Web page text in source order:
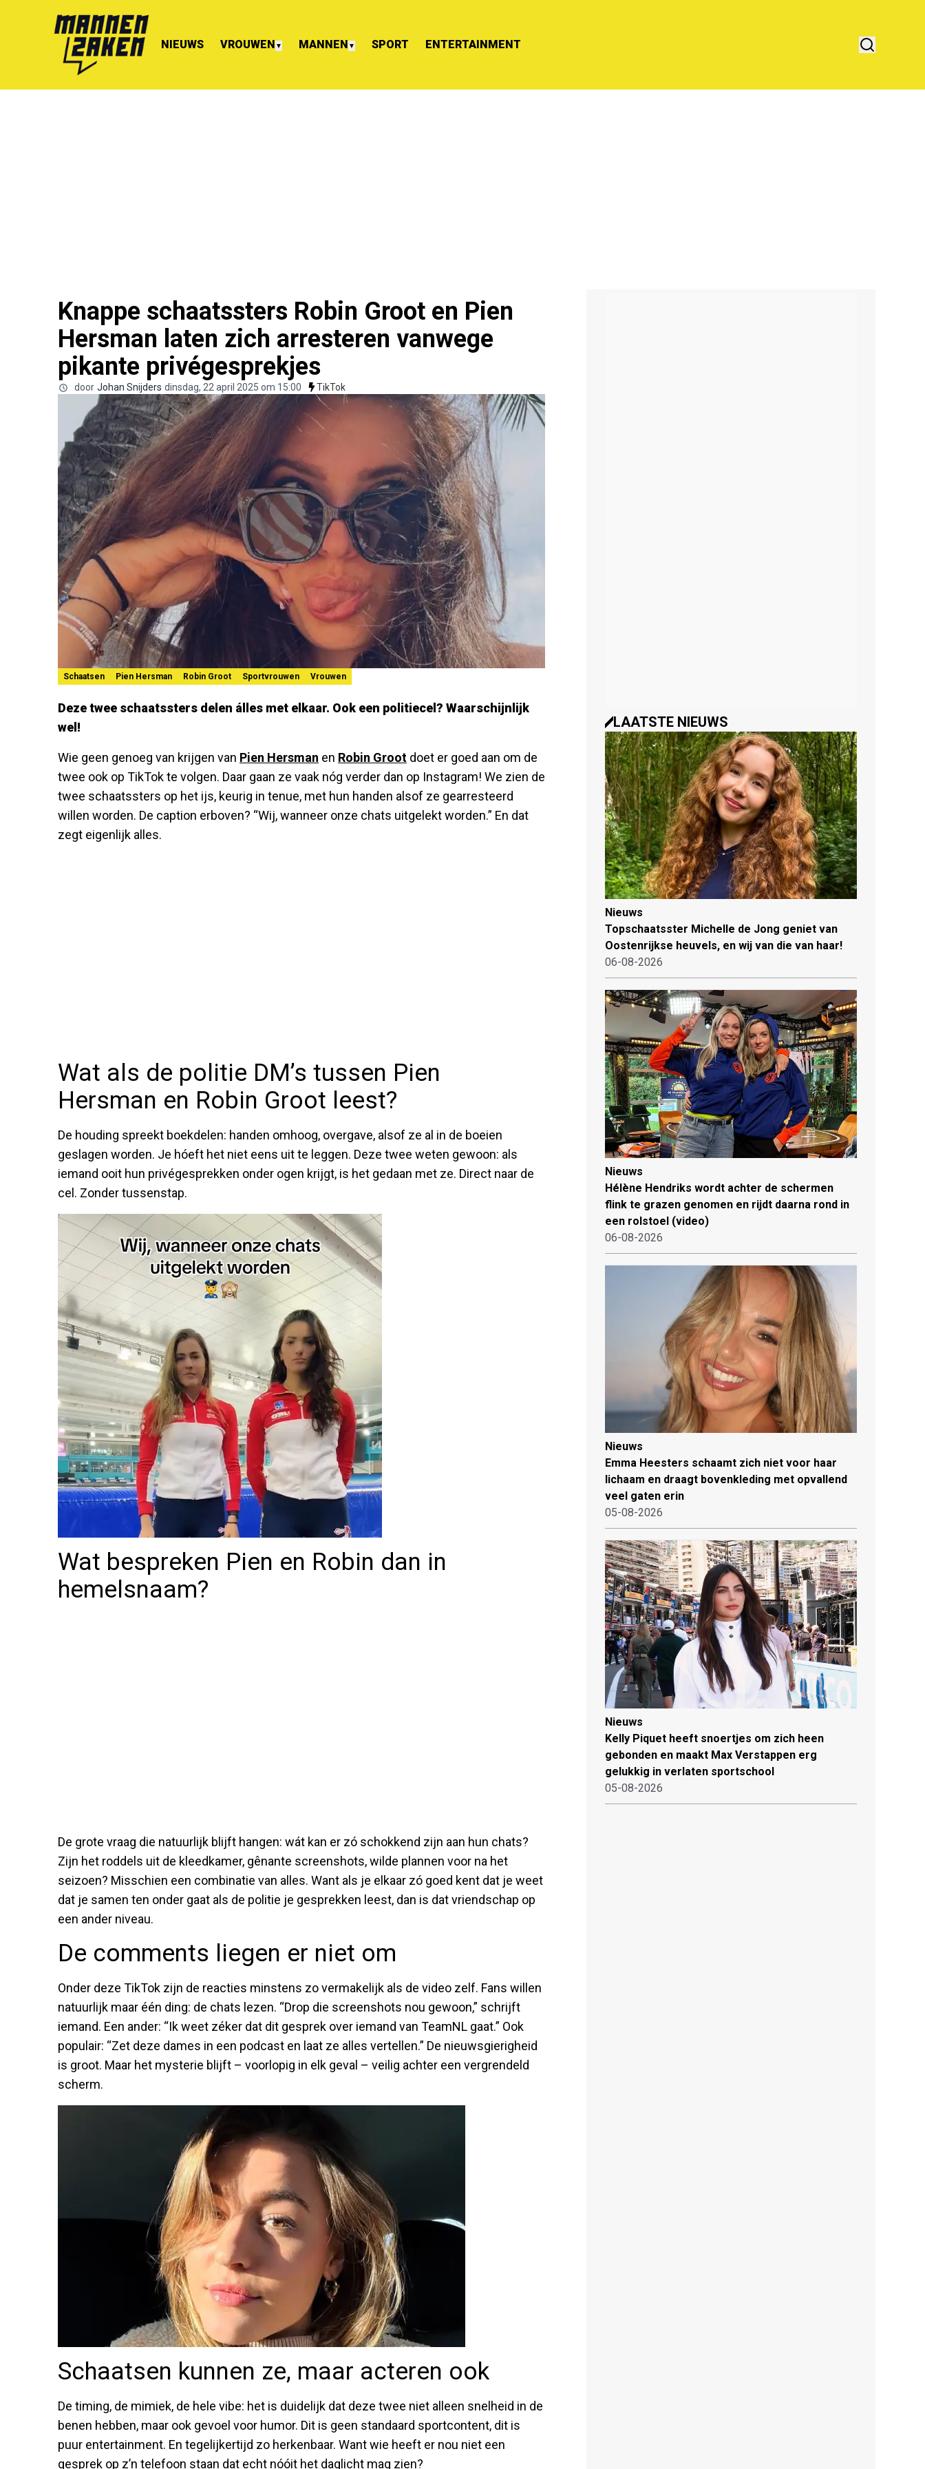
NIEUWS VROUWEN ▼ MANNEN ▼ SPORT ENTERTAINMENT
Knappe schaatssters Robin Groot en Pien
Hersman laten zich arresteren vanwege
pikante privégesprekjes
door Johan Snijders dinsdag, 22 april 2025 om 15:00 TikTok
Schaatsen Pien Hersman Robin Groot Sportvrouwen Vrouwen
Deze twee schaatssters delen álles met elkaar. Ook een politiecel? Waarschijnlijk
wel!
Wie geen genoeg van krijgen van Pien Hersman en Robin Groot doet er goed aan om de
twee ook op TikTok te volgen. Daar gaan ze vaak nóg verder dan op Instagram! We zien de
twee schaatssters op het ijs, keurig in tenue, met hun handen alsof ze gearresteerd
willen worden. De caption erboven? “Wij, wanneer onze chats uitgelekt worden.” En dat
zegt eigenlijk alles.
Wat als de politie DM’s tussen Pien
Hersman en Robin Groot leest?
De houding spreekt boekdelen: handen omhoog, overgave, alsof ze al in de boeien
geslagen worden. Je hóeft het niet eens uit te leggen. Deze twee weten gewoon: als
iemand ooit hun privégesprekken onder ogen krijgt, is het gedaan met ze. Direct naar de
cel. Zonder tussenstap.
Wat bespreken Pien en Robin dan in
hemelsnaam?
De grote vraag die natuurlijk blijft hangen: wát kan er zó schokkend zijn aan hun chats?
Zijn het roddels uit de kleedkamer, gênante screenshots, wilde plannen voor na het
seizoen? Misschien een combinatie van alles. Want als je elkaar zó goed kent dat je weet
dat je samen ten onder gaat als de politie je gesprekken leest, dan is dat vriendschap op
een ander niveau.
De comments liegen er niet om
Onder deze TikTok zijn de reacties minstens zo vermakelijk als de video zelf. Fans willen
natuurlijk maar één ding: de chats lezen. “Drop die screenshots nou gewoon,” schrijft
iemand. Een ander: “Ik weet zéker dat dit gesprek over iemand van TeamNL gaat.” Ook
populair: “Zet deze dames in een podcast en laat ze alles vertellen.” De nieuwsgierigheid
is groot. Maar het mysterie blijft – voorlopig in elk geval – veilig achter een vergrendeld
scherm.
Schaatsen kunnen ze, maar acteren ook
De timing, de mimiek, de hele vibe: het is duidelijk dat deze twee niet alleen snelheid in de
benen hebben, maar ook gevoel voor humor. Dit is geen standaard sportcontent, dit is
puur entertainment. En tegelijkertijd zo herkenbaar. Want wie heeft er nou niet een
gesprek op z’n telefoon staan dat echt nóóit het daglicht mag zien?
LAATSTE NIEUWS
Nieuws
Topschaatsster Michelle de Jong geniet van
Oostenrijkse heuvels, en wij van die van haar!
06-08-2026
Nieuws
Hélène Hendriks wordt achter de schermen
flink te grazen genomen en rijdt daarna rond in
een rolstoel (video)
06-08-2026
Nieuws
Emma Heesters schaamt zich niet voor haar
lichaam en draagt bovenkleding met opvallend
veel gaten erin
05-08-2026
Nieuws
Kelly Piquet heeft snoertjes om zich heen
gebonden en maakt Max Verstappen erg
gelukkig in verlaten sportschool
05-08-2026